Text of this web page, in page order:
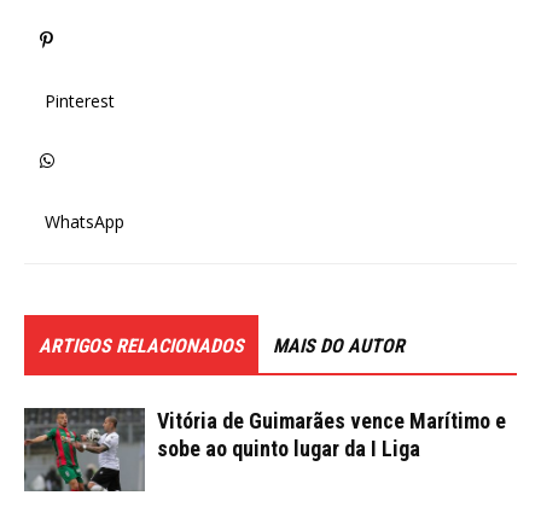
Pinterest
WhatsApp
ARTIGOS RELACIONADOS MAIS DO AUTOR
Vitória de Guimarães vence Marítimo e
sobe ao quinto lugar da I Liga